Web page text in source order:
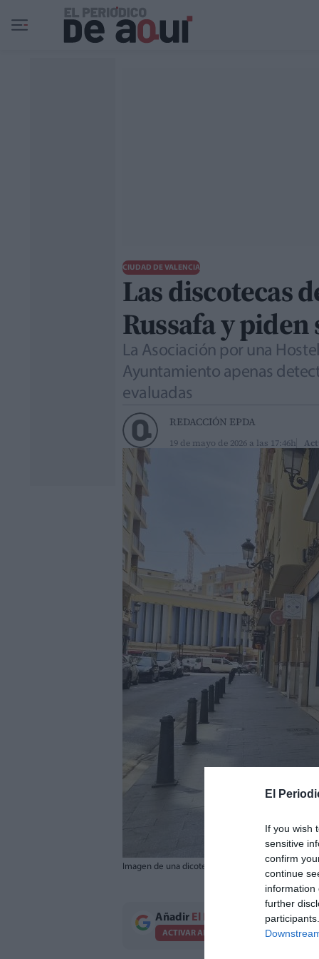
El
If you wish
sensitive
confirm
continue
information
further
Ir al contenido principal
CIUDAD DE VALENCIA
Las discotecas
Russafa y
La Asociación por una
Ayuntamiento apenas
evaluadas
REDACCIÓN EPDA
19 de mayo de 2026 a las 17:46h
Imagen de una dicoteca de Russafa afectada por la
Añadir El Periodico de Aquí
ACTIVAR AHORA